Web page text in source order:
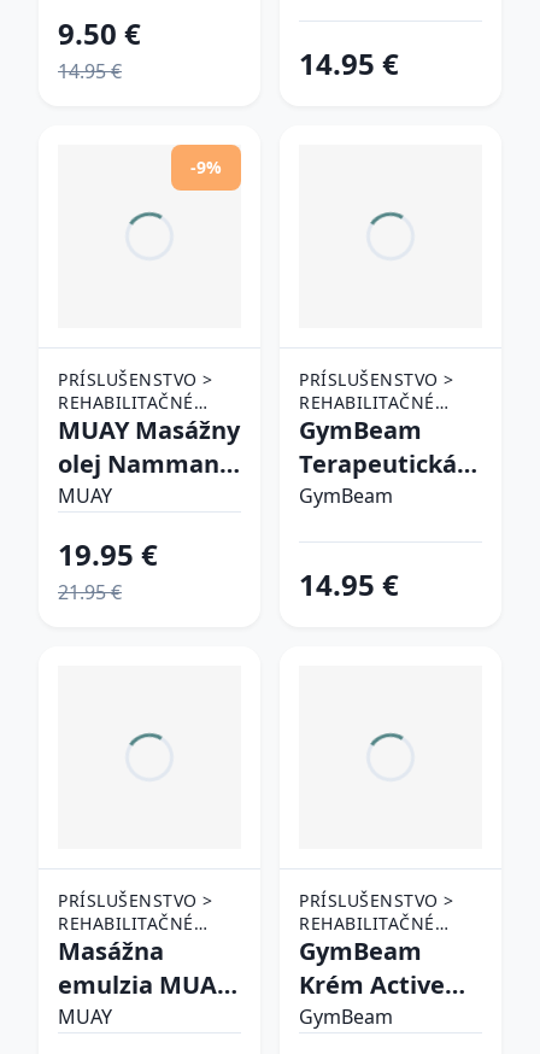
9.50 €
14.95 € 14.95 €
-9%
PRÍSLUŠENSTVO >
REHABILITAČNÉ
POMÔCKY >
REHABILITAČNÉ
POMÔCKY
MUAY Masážny
olej Namman
Liniment
MUAY
19.95 €
21.95 €
PRÍSLUŠENSTVO >
REHABILITAČNÉ
POMÔCKY >
OSTATNÉ
REHABILITAČNÉ
POMÔCKY
GymBeam
Terapeutická
bandáž na
GymBeam
14.95 €
PRÍSLUŠENSTVO >
REHABILITAČNÉ
POMÔCKY >
REHABILITAČNÉ
POMÔCKY
Masážna
emulzia MUAY
Namman CBD
MUAY
PRÍSLUŠENSTVO >
REHABILITAČNÉ
POMÔCKY >
OSTATNÉ
REHABILITAČNÉ
POMÔCKY
GymBeam
Krém Active
Recovery
GymBeam